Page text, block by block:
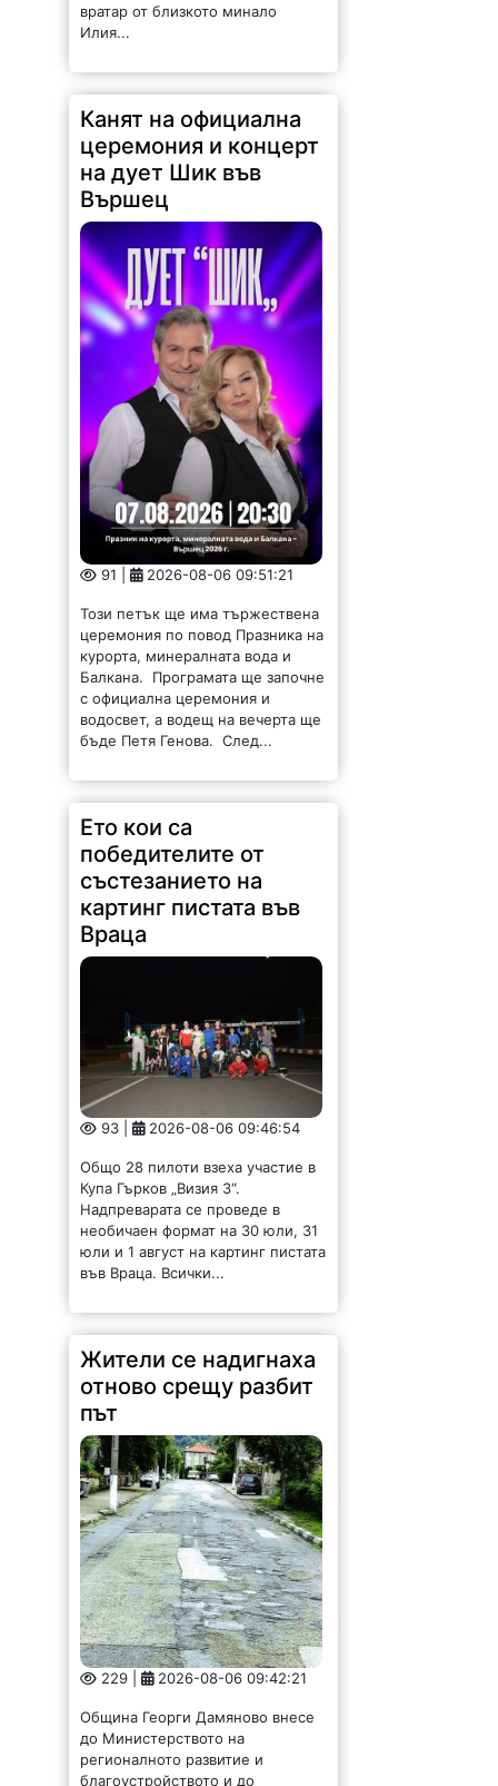
вратар от близкото минало
Илия...
Канят на официална
церемония и концерт
на дует Шик във
Вършец
91 | 2026-08-06 09:51:21
Този петък ще има тържествена
церемония по повод Празника на
курорта, минералната вода и
Балкана. Програмата ще започне
с официална церемония и
водосвет, а водещ на вечерта ще
бъде Петя Генова. След...
Ето кои са
победителите от
състезанието на
картинг пистата във
Враца
93 | 2026-08-06 09:46:54
Общо 28 пилоти взеха участие в
Купа Гърков „Визия 3“.
Надпреварата се проведе в
необичаен формат на 30 юли, 31
юли и 1 август на картинг пистата
във Враца. Всички...
Жители се надигнаха
отново срещу разбит
път
229 | 2026-08-06 09:42:21
Община Георги Дамяново внесе
до Министерството на
регионалното развитие и
благоустройството и до